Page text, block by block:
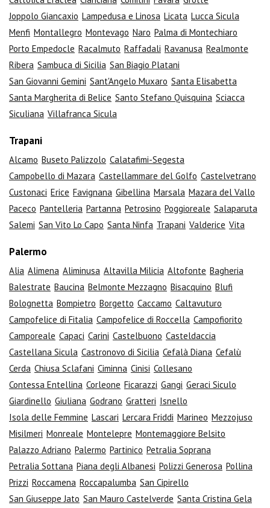
Joppolo Giancaxio Lampedusa e Linosa Licata Lucca Sicula
Menfi Montallegro Montevago Naro Palma di Montechiaro
Porto Empedocle Racalmuto Raffadali Ravanusa Realmonte
Ribera Sambuca di Sicilia San Biagio Platani
San Giovanni Gemini Sant'Angelo Muxaro Santa Elisabetta
Santa Margherita di Belice Santo Stefano Quisquina Sciacca
Siculiana Villafranca Sicula
Trapani
Alcamo Buseto Palizzolo Calatafimi-Segesta
Campobello di Mazara Castellammare del Golfo Castelvetrano
Custonaci Erice Favignana Gibellina Marsala Mazara del Vallo
Paceco Pantelleria Partanna Petrosino Poggioreale Salaparuta
Salemi San Vito Lo Capo Santa Ninfa Trapani Valderice Vita
Palermo
Alia Alimena Aliminusa Altavilla Milicia Altofonte Bagheria
Balestrate Baucina Belmonte Mezzagno Bisacquino Blufi
Bolognetta Bompietro Borgetto Caccamo Caltavuturo
Campofelice di Fitalia Campofelice di Roccella Campofiorito
Camporeale Capaci Carini Castelbuono Casteldaccia
Castellana Sicula Castronovo di Sicilia Cefalà Diana Cefalù
Cerda Chiusa Sclafani Ciminna Cinisi Collesano
Contessa Entellina Corleone Ficarazzi Gangi Geraci Siculo
Giardinello Giuliana Godrano Gratteri Isnello
Isola delle Femmine Lascari Lercara Friddi Marineo Mezzojuso
Misilmeri Monreale Montelepre Montemaggiore Belsito
Palazzo Adriano Palermo Partinico Petralia Soprana
Petralia Sottana Piana degli Albanesi Polizzi Generosa Pollina
Prizzi Roccamena Roccapalumba San Cipirello
San Giuseppe Jato San Mauro Castelverde Santa Cristina Gela